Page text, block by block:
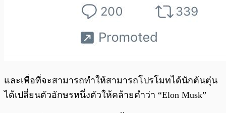
และเพื่อที่จะสามารถทำให้สามารถโปรโมทได้นักต้นตุ๋น
ได้เปลี่ยนตัวอักษรหนึ่งตัวให้คล้ายคำว่า “Elon Musk”